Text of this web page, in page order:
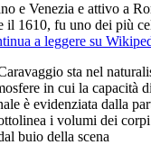
e Venezia e attivo a
il 1610, fu uno dei più
a leggere su
sta nel
in cui la capacità
è evidenziata dalla
i volumi dei
buio della scena